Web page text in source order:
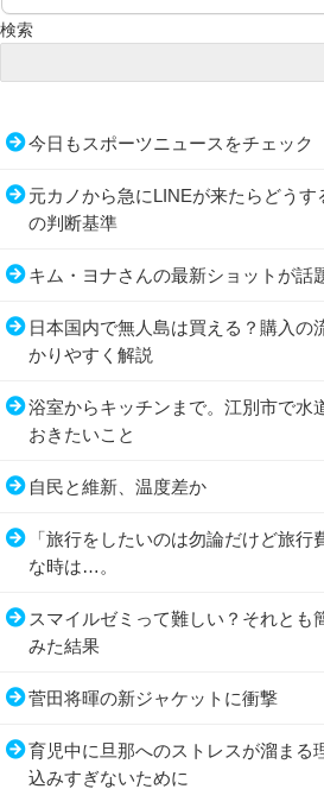
検索
今日もスポーツニュースをチェック
元カノから急にLINEが来たらどう
の判断基準
キム・ヨナさんの最新ショットが話
日本国内で無人島は買える？購入の
かりやすく解説
浴室からキッチンまで。江別市で水
おきたいこと
自民と維新、温度差か
「旅行をしたいのは勿論だけど旅行
な時は…。
スマイルゼミって難しい？それとも
みた結果
菅田将暉の新ジャケットに衝撃
育児中に旦那へのストレスが溜まる
込みすぎないために